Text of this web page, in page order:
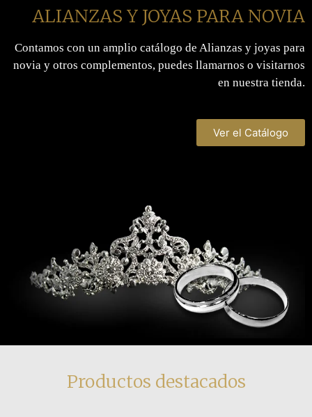
ALIANZAS Y JOYAS PARA NOVIA
Contamos con un amplio catálogo de Alianzas y joyas para
novia y otros complementos, puedes llamarnos o visitarnos
en nuestra tienda.
Ver el Catálogo
Productos destacados